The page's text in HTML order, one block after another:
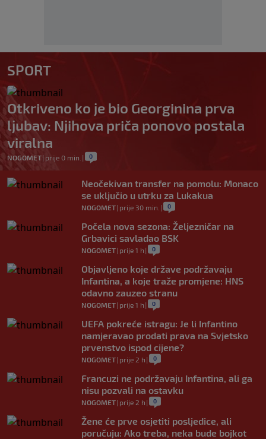
SPORT
Otkriveno ko je bio Georginina prva
ljubav: Njihova priča ponovo postala
viralna
NOGOMET| prije 0 min. | 0
Neočekivan transfer na pomolu: Monaco
se uključio u utrku za Lukakua
NOGOMET| prije 30 min. | 0
Počela nova sezona: Željezničar na
Grbavici savladao BSK
NOGOMET| prije 1 h | 0
Objavljeno koje države podržavaju
Infantina, a koje traže promjene: HNS
odavno zauzeo stranu
NOGOMET| prije 1 h | 0
UEFA pokreće istragu: Je li Infantino
namjeravao prodati prava na Svjetsko
prvenstvo ispod cijene?
NOGOMET| prije 2 h | 0
Francuzi ne podržavaju Infantina, ali ga
nisu pozvali na ostavku
NOGOMET| prije 2 h | 0
Žene će prve osjetiti posljedice, ali
poručuju: Ako treba, neka bude bojkot